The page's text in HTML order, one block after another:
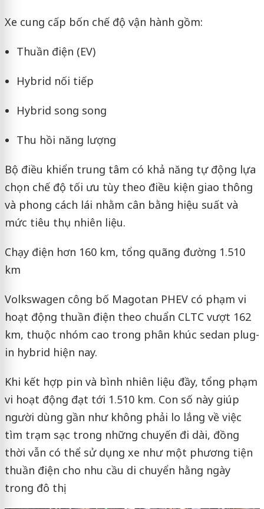
Xe cung cấp bốn chế độ vận hành gồm:
Thuần điện (EV)
Hybrid nối tiếp
Hybrid song song
Thu hồi năng lượng
Bộ điều khiển trung tâm có khả năng tự động lựa
chọn chế độ tối ưu tùy theo điều kiện giao thông
và phong cách lái nhằm cân bằng hiệu suất và
mức tiêu thụ nhiên liệu.
Chạy điện hơn 160 km, tổng quãng đường 1.510
km
Volkswagen công bố Magotan PHEV có phạm vi
hoạt động thuần điện theo chuẩn CLTC vượt 162
km, thuộc nhóm cao trong phân khúc sedan plug-
in hybrid hiện nay.
Khi kết hợp pin và bình nhiên liệu đầy, tổng phạm
vi hoạt động đạt tới 1.510 km. Con số này giúp
người dùng gần như không phải lo lắng về việc
tìm trạm sạc trong những chuyến đi dài, đồng
thời vẫn có thể sử dụng xe như một phương tiện
thuần điện cho nhu cầu di chuyển hằng ngày
trong đô thị.